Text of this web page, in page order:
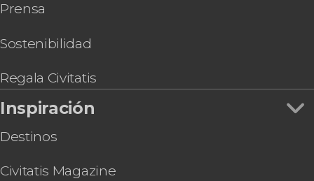
Tour de los fantasmas del cementerio
Tour por Callao y Fortaleza Real Felipe
peruanos de paso
Tour por las iglesias de Lima
Convento de Santo Domingo + Casa del Oidor o
Prensa
Sostenibilidad
Regala Civitatis
Inspiración
Destinos
Civitatis Magazine